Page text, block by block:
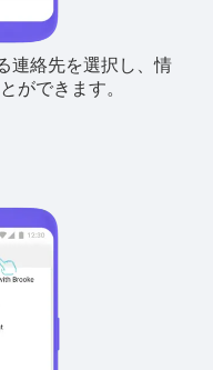
連絡先を選択し、情
ができます。